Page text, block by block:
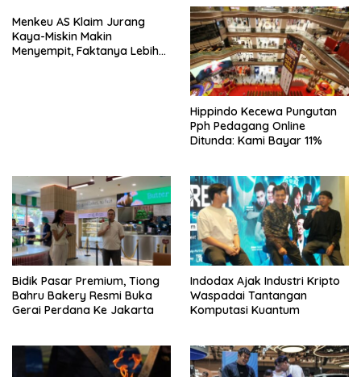
Menkeu AS Klaim Jurang
Kaya-Miskin Makin
Menyempit, Faktanya Lebih
Hippindo Kecewa Pungutan
Pph Pedagang Online
Ditunda: Kami Bayar 11%
Bidik Pasar Premium, Tiong
Bahru Bakery Resmi Buka
Gerai Perdana Ke Jakarta
Indodax Ajak Industri Kripto
Waspadai Tantangan
Komputasi Kuantum